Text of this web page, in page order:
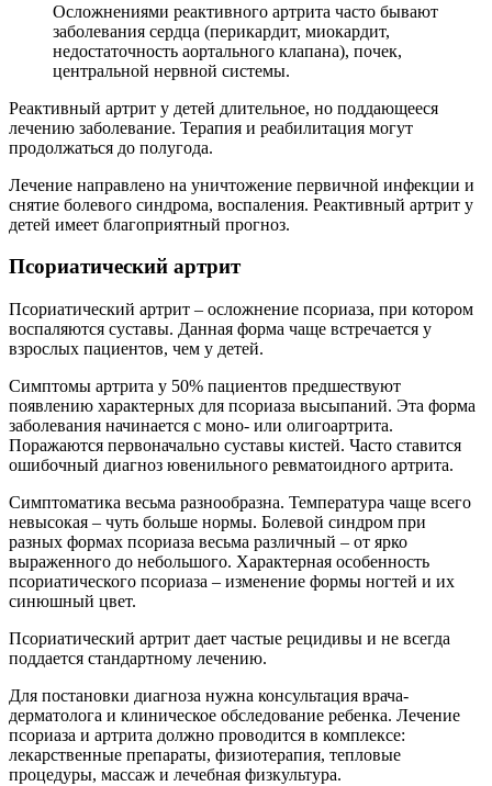
Осложнениями реактивного артрита часто бывают
заболевания сердца (перикардит, миокардит,
недостаточность аортального клапана), почек,
центральной нервной системы.
Реактивный артрит у детей длительное, но поддающееся
лечению заболевание. Терапия и реабилитация могут
продолжаться до полугода.
Лечение направлено на уничтожение первичной инфекции и
снятие болевого синдрома, воспаления. Реактивный артрит у
детей имеет благоприятный прогноз.
Псориатический артрит
Псориатический артрит – осложнение псориаза, при котором
воспаляются суставы. Данная форма чаще встречается у
взрослых пациентов, чем у детей.
Симптомы артрита у 50% пациентов предшествуют
появлению характерных для псориаза высыпаний. Эта форма
заболевания начинается с моно- или олигоартрита.
Поражаются первоначально суставы кистей. Часто ставится
ошибочный диагноз ювенильного ревматоидного артрита.
Симптоматика весьма разнообразна. Температура чаще всего
невысокая – чуть больше нормы. Болевой синдром при
разных формах псориаза весьма различный – от ярко
выраженного до небольшого. Характерная особенность
псориатического псориаза – изменение формы ногтей и их
синюшный цвет.
Псориатический артрит дает частые рецидивы и не всегда
поддается стандартному лечению.
Для постановки диагноза нужна консультация врача-
дерматолога и клиническое обследование ребенка. Лечение
псориаза и артрита должно проводится в комплексе:
лекарственные препараты, физиотерапия, тепловые
процедуры, массаж и лечебная физкультура.